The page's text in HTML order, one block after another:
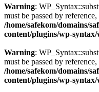
Warning:
must be passed by
/home/safekom/domains/
content/plugins/wp-
Warning:
must be passed by
/home/safekom/domains/
content/plugins/wp-